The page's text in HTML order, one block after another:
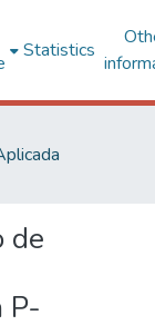
Statistics
de
P-